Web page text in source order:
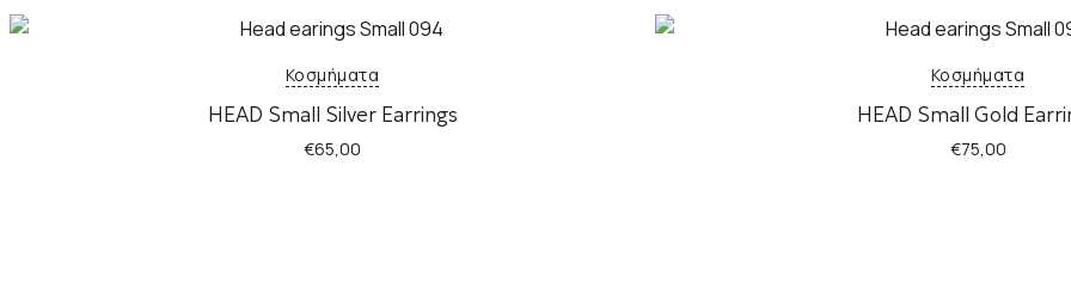
Κοσμήματα
HEAD Small Silver Earrings
€65,00
Κοσμήματα
HEAD Small Gold
€75,00